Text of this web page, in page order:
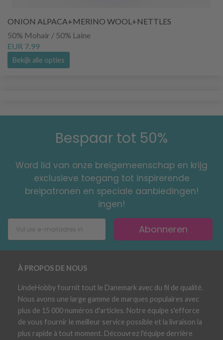
ONION ALPACA+MERINO WOOL+NETTLES
50% Mohair / 50% Laine
EUR 7.99
Bekijk alle opties
Bespaar tot 50%
Word lid van onze breigemeenschap en krijg
exclusieve toegang tot inspirerende
breipatronen en speciale aanbiedingen!
ingen!
Abonneren
À PROPOS DE NOUS
LindeHobby fournit tout le Danemark avec du fil de qualité.
Nous avons une large gamme de marques populaires avec
plus de 15 000 numéros d'articles. Notre équipe s'efforce
de vous fournir le meilleur service possible et la livraison la
plus rapide à tout moment. Découvrez l'équipe derrière